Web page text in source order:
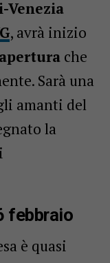
Venezia
, avrà inizio
che
Sarà una
amanti del
la
febbraio
è quasi